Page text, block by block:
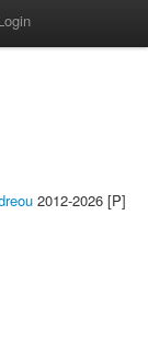
2012-2026 [P]